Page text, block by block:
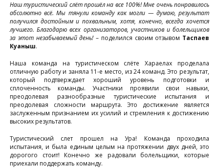
Наш туристический слёт прошёл на все 100%! Мне очень понравилось
абсолютно всё. Мы тянули команду как могли — думаю, результат
получился достойным и похвальным, хотя, конечно, всегда хочется
лучшего. Благодарю всех организаторов, участников и болельщиков
за этот незабываемый день!– поделился своим отзывом Таспаев
Куаныш.
Наша команда на туристическом слёте Хараелах проделала
отличную работу и заняла 11-е место, из 24 команд. Это результат,
который подтверждает хороший уровень подготовки и
сплоченность команды. Участники проявили свои навыки,
преодолевая разнообразные туристические испытания и
преодолевая сложности маршрута. Это достижение является
заслуженным признанием их усилий и стремления к достижению
высоких результатов.
Туристический слет прошел на Ура! Команда проходила
испытания, и была единым целым на протяжении двух дней, это
дорогого стоит! Конечно же радовали болельщики, которые
приехали поддержать команду.